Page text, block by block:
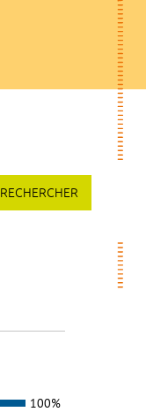
RECHERCHER
100%